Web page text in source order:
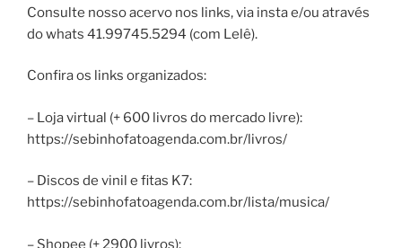
Consulte nosso acervo nos links, via insta e/ou através
do whats 41.99745.5294 (com Lelê).
Confira os links organizados:
– Loja virtual (+ 600 livros do mercado livre):
https://sebinhofatoagenda.com.br/livros/
– Discos de vinil e fitas K7:
https://sebinhofatoagenda.com.br/lista/musica/
– Shopee (+ 2900 livros):